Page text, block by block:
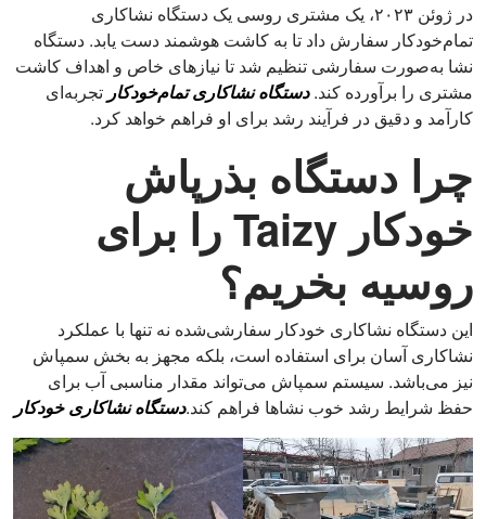
در ژوئن ۲۰۲۳، یک مشتری روسی یک دستگاه نشاکاری
تمام‌خودکار سفارش داد تا به کاشت هوشمند دست یابد. دستگاه
نشا به‌صورت سفارشی تنظیم شد تا نیازهای خاص و اهداف کاشت
مشتری را برآورده کند.دستگاه نشاکاری تمام‌خودکار تجربه‌ای
کارآمد و دقیق در فرآیند رشد برای او فراهم خواهد کرد.
چرا دستگاه بذرپاش
خودکار Taizy را برای
روسیه بخریم؟
این دستگاه نشاکاری خودکار سفارشی‌شده نه تنها با عملکرد
نشاکاری آسان برای استفاده است، بلکه مجهز به بخش سمپاش
نیز می‌باشد. سیستم سمپاش می‌تواند مقدار مناسبی آب برای
حفظ شرایط رشد خوب نشاها فراهم کند.دستگاه نشاکاری خودکار